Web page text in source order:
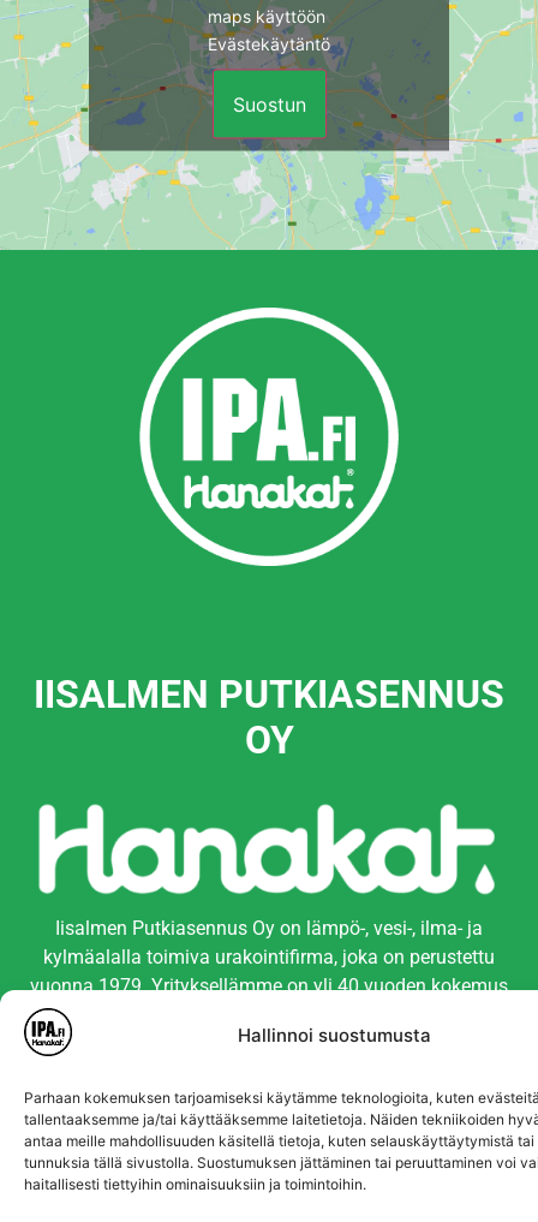
Hallinnoi suostumusta
Parhaan kokemuksen tarjoamiseksi käytämme teknologioita, kuten
tallentaaksemme ja/tai käyttääksemme laitetietoja. Näiden tekniikoiden
antaa meille mahdollisuuden käsitellä tietoja, kuten selauskäyttäytymistä
tunnuksia tällä sivustolla. Suostumuksen jättäminen tai peruuttaminen voi
haitallisesti tiettyihin ominaisuuksiin ja toimintoihin.
maps käyttöön
Evästekäytäntö
Suostun
IISALMEN PUTKIASENNUS
OY
Iisalmen Putkiasennus Oy on lämpö-, vesi-, ilma- ja
kylmäalalla toimiva urakointifirma, joka on perustettu
vuonna 1979. Yrityksellämme on yli 40 vuoden kokemus
LVIK-alan töistä ja palveluista. Yrityksemme toimipiste
sijaitsee Iisalmessa.
Iisalmi, Kajaani, Kiuruvesi, Kuopio, Lapinlahti, Nilsiä,
Pielavesi, Pyhäjärvi, Pyhäntä, Rautavaara, Siilinjärvi,
Sonkajärvi, Sotkamo, Sukeva, Varpaisjärvi ja Vieremä.
Teollisuuskatu 17, 74120 Iisalmi